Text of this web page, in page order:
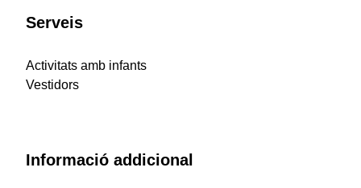
Serveis
Activitats amb infants
Vestidors
Informació addicional